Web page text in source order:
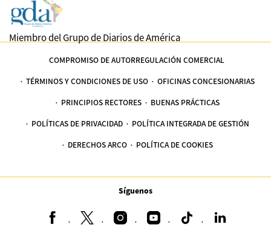
Miembro del Grupo de Diarios de América
COMPROMISO DE AUTORREGULACIÓN COMERCIAL
TÉRMINOS Y CONDICIONES DE USO OFICINAS CONCESIONARIAS
PRINCIPIOS RECTORES BUENAS PRÁCTICAS
POLÍTICAS DE PRIVACIDAD POLÍTICA INTEGRADA DE GESTIÓN
DERECHOS ARCO POLÍTICA DE COOKIES
Síguenos